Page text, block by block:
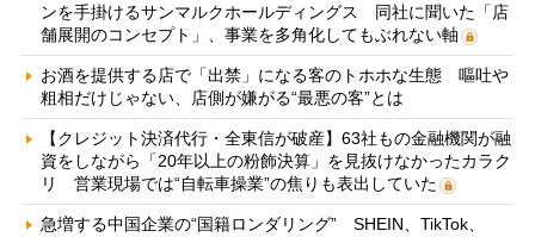
ンを手掛けるサンマルクホールディングス 同社に聞いた「店
舗展開のコンセプト」、事業を多角化してもぶれない軸
お酒を提供する店で「出禁」になる客のトホホな生態 嘔吐や
粗相だけじゃない、店側が嫌がる“最悪の客”とは
【クレジット決済代行・全東信が破産】63社もの金融機関が融
資をしながら「20年以上の粉飾決算」を見抜けなかったカラク
リ 営業現場では“自転車操業”の焦りも表出していた
急増する中国企業の“国籍ロンダリング” SHEIN、TikTok、